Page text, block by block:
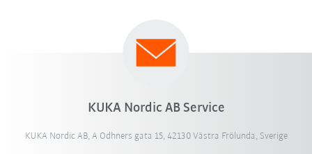
KUKA Nordic AB Service
KUKA Nordic AB, A Odhners gata 15, 42130 Västra Frölunda, Sverige